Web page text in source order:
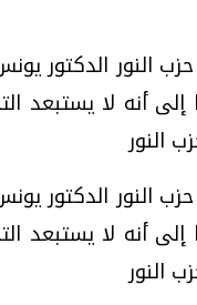
النور الدكتور
إلى أنه لا يستبعد
النور
النور الدكتور
إلى أنه لا يستبعد
النور
تحقيقات وحوارات
واعدة